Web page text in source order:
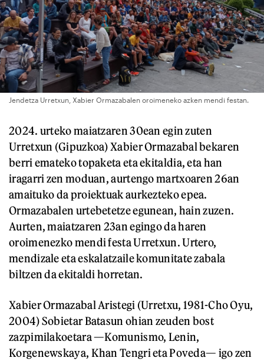
Jendetza Urretxun, Xabier Ormazabalen oroimeneko azken mendi festan.
2024. urteko maiatzaren 30ean egin zuten
Urretxun (Gipuzkoa) Xabier Ormazabal bekaren
berri emateko topaketa eta ekitaldia, eta han
iragarri zen moduan, aurtengo martxoaren 26an
amaituko da proiektuak aurkezteko epea.
Ormazabalen urtebetetze egunean, hain zuzen.
Aurten, maiatzaren 23an egingo da haren
oroimenezko mendi festa Urretxun. Urtero,
mendizale eta eskalatzaile komunitate zabala
biltzen da ekitaldi horretan.
Xabier Ormazabal Aristegi (Urretxu, 1981-Cho Oyu,
2004) Sobietar Batasun ohian zeuden bost
zazpimilakoetara —Komunismo, Lenin,
Korgenewskaya, Khan Tengri eta Poveda— igo zen